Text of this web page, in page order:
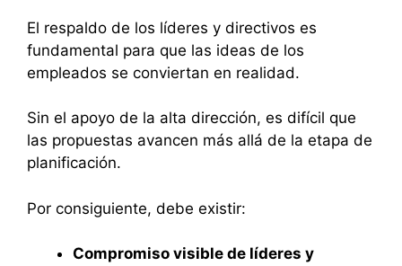
El respaldo de los líderes y directivos es
fundamental para que las ideas de los
empleados se conviertan en realidad.
Sin el apoyo de la alta dirección, es difícil que
las propuestas avancen más allá de la etapa de
planificación.
Por consiguiente, debe existir:
Compromiso visible de líderes y